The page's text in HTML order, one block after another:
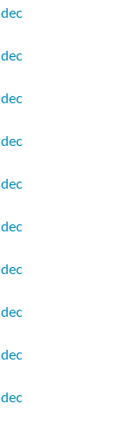
dec
dec
dec
dec
dec
dec
dec
dec
dec
dec